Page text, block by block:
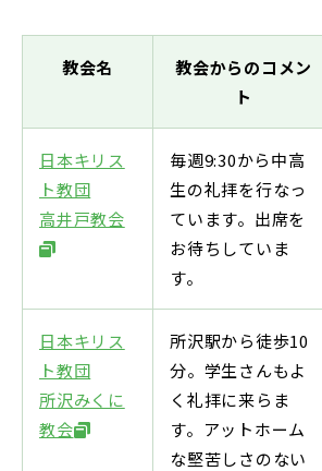
個人情報保護方針
ソーシャルメディアポリシー
中学説明会 高校
閉じる
教会名
教会からのコメン
ト
日本キリス
ト教団
高井戸教会
毎週9:30から中高
生の礼拝を行なっ
ています。出席を
お待ちしていま
す。
日本キリス
ト教団
所沢みくに
教会
所沢駅から徒歩10
分。学生さんもよ
く礼拝に来らま
す。アットホーム
な堅苦しさのない